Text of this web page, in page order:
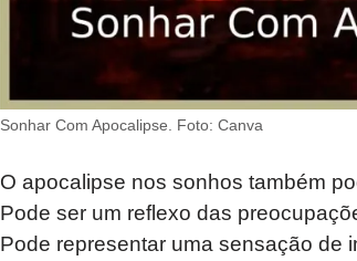
Sonhar Com Apocalipse. Foto: Canva
O apocalipse nos sonhos também
Pode ser um reflexo das
Pode representar uma sensação de